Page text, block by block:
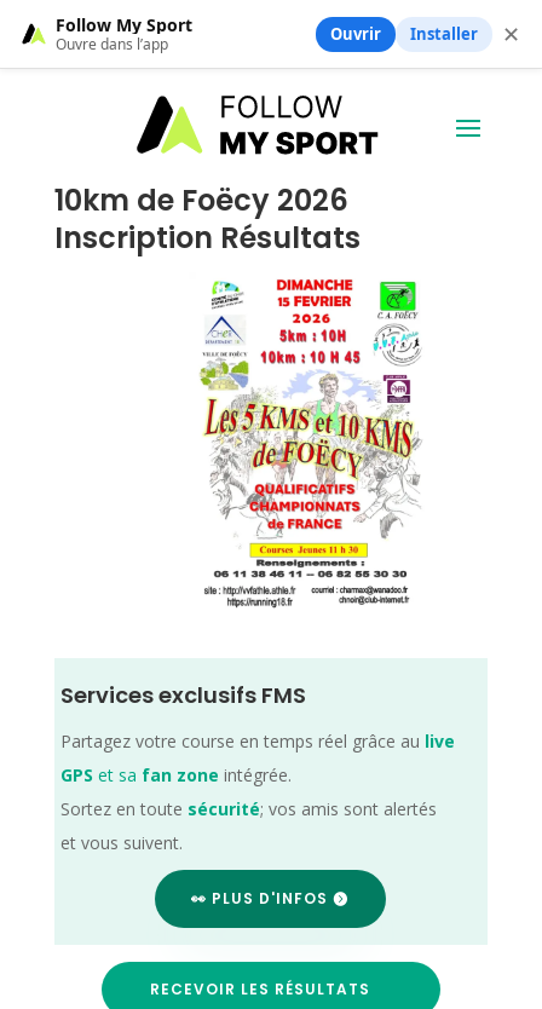
10km de Foëcy 2026
Inscription Résultats
Services exclusifs FMS
Partagez votre course en temps réel grâce au live
GPS et sa fan zone intégrée.
Sortez en toute sécurité; vos amis sont alertés
et vous suivent.
👀 PLUS D'INFOS
RECEVOIR LES RÉSULTATS
Follow My Sport
Ouvre dans l’app Ouvrir Installer ✕